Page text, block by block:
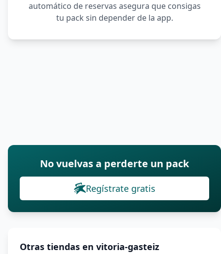
automático de reservas asegura que consigas
tu pack sin depender de la app.
No vuelvas a perderte un pack
Regístrate gratis
Otras tiendas en vitoria-gasteiz